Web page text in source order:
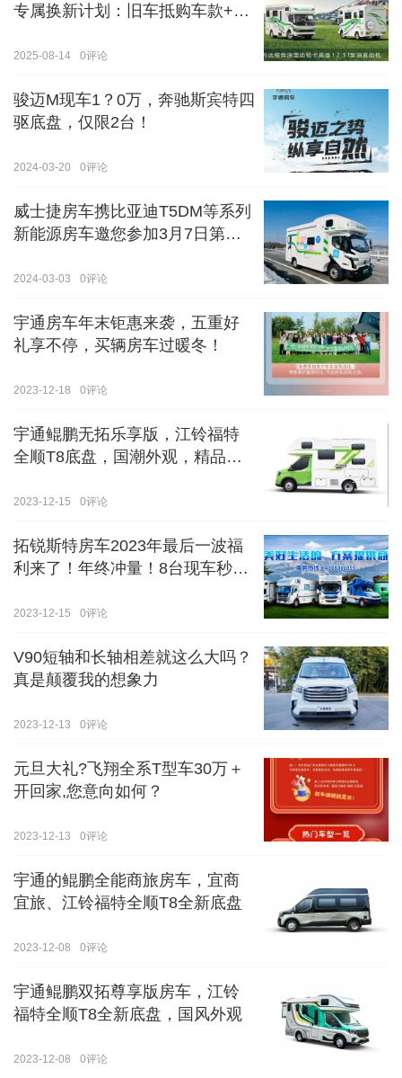
专属换新计划：旧车抵购车款+额
2025-08-14 0评论
骏迈M现车1？0万，奔驰斯宾特四
驱底盘，仅限2台！
2024-03-20 0评论
威士捷房车携比亚迪T5DM等系列
新能源房车邀您参加3月7日第八
2024-03-03 0评论
宇通房车年末钜惠来袭，五重好
礼享不停，买辆房车过暖冬！
2023-12-18 0评论
宇通鲲鹏无拓乐享版，江铃福特
全顺T8底盘，国潮外观，精品内
2023-12-15 0评论
拓锐斯特房车2023年最后一波福
利来了！年终冲量！8台现车秒杀
2023-12-15 0评论
V90短轴和长轴相差就这么大吗？
真是颠覆我的想象力
2023-12-13 0评论
元旦大礼?飞翔全系T型车30万＋
开回家,您意向如何？
2023-12-13 0评论
宇通的鲲鹏全能商旅房车，宜商
宜旅、江铃福特全顺T8全新底盘
2023-12-08 0评论
宇通鲲鹏双拓尊享版房车，江铃
福特全顺T8全新底盘，国风外观
2023-12-08 0评论